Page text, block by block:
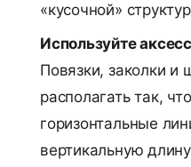
«кусочной»
Используйте
Повязки, заколки
располагать так,
горизонтальные
вертикальную